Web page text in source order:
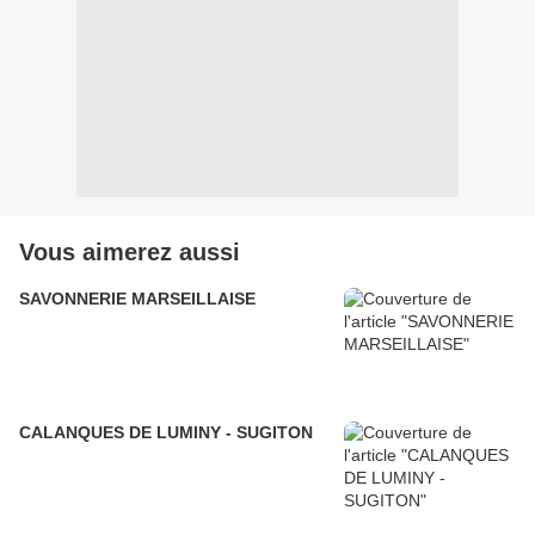
Vous aimerez aussi
SAVONNERIE MARSEILLAISE
CALANQUES DE LUMINY - SUGITON